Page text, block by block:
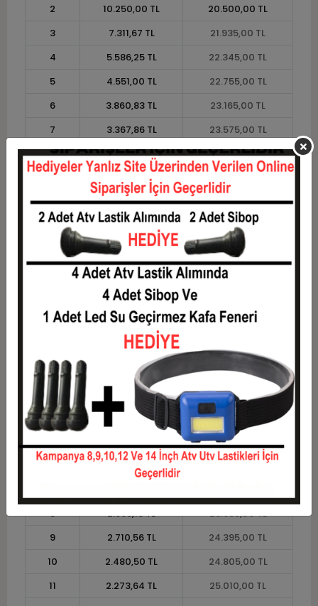
2
10.250,00 TL
20.500,00 TL
3
7.311,67 TL
21.935,00 TL
4
5.586,25 TL
22.345,00 TL
5
4.551,00 TL
22.755,00 TL
6
3.860,83 TL
23.165,00 TL
7
3.367,86 TL
23.575,00 TL
8
2.998,13 TL
23.985,00 TL
9
2.710,56 TL
10
2.480,50 TL
24.805,00 TL
11
2.273,64 TL
25.010,00 TL
2.118,33 TL 25.420,00 TL
Taksit Taksit Tutarı
Toplam Tutar
20.500,00 TL
2
10.250,00 TL
20.500,00 TL
3
7.311,67 TL
21.935,00 TL
4
5.586,25 TL
22.345,00 TL
22.755,00 TL
6
3.860,83 TL
23.165,00 TL
8
2.998,13 TL
23.985,00 TL
9
2.710,56 TL
24.395,00 TL
10
2.480,50 TL
24.805,00 TL
11
2.273,64 TL
25.010,00 TL